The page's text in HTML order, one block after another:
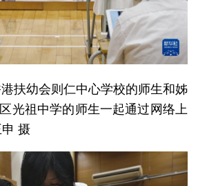
扶幼会则仁中心学校的师生和姊
光祖中学的师生一起通过网络上
摄